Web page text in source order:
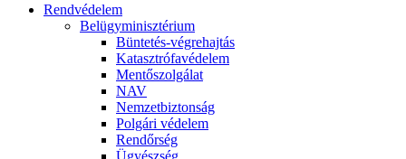
Rendvédelem
Belügyminisztérium
Büntetés-végrehajtás
Katasztrófavédelem
Mentőszolgálat
NAV
Nemzetbiztonság
Polgári védelem
Rendőrség
Ügyészség